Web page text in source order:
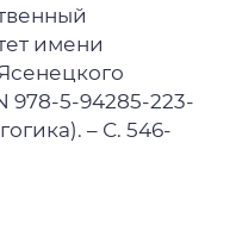
имени
978-5-94285-223-
– С. 546-